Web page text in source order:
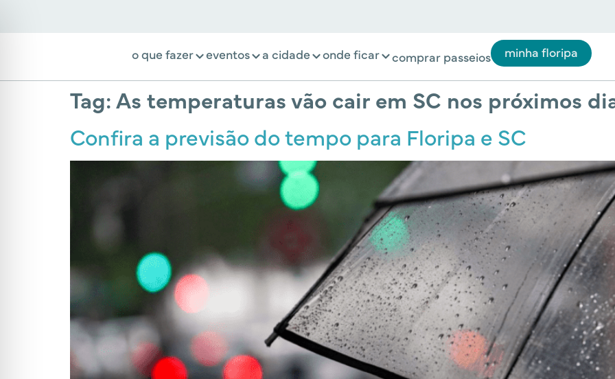
o que fazer eventos a cidade onde ficar comprar passeios minha floripa
Tag:As temperaturas vão cair em SC nos próximos
Confira a previsão do tempo para Floripa e SC